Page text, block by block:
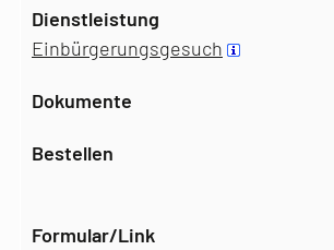
Einbürgerungsgesuch